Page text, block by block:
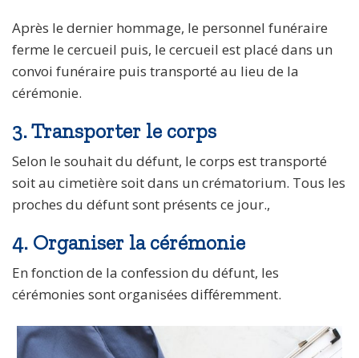
Après le dernier hommage, le personnel funéraire
ferme le cercueil puis, le cercueil est placé dans un
convoi funéraire puis transporté au lieu de la
cérémonie.
3. Transporter le corps
Selon le souhait du défunt, le corps est transporté
soit au cimetière soit dans un crématorium. Tous les
proches du défunt sont présents ce jour.,
4. Organiser la cérémonie
En fonction de la confession du défunt, les
cérémonies sont organisées différemment.